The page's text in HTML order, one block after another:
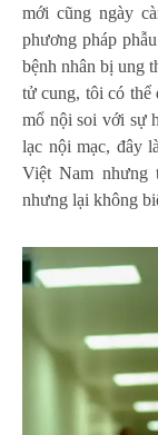
mới cũng ngày
phương pháp
bệnh nhân bị ung
tử cung, tôi có thể
mổ nội soi với sự
lạc nội mạc, đây
Việt Nam nhưng
nhưng lại không